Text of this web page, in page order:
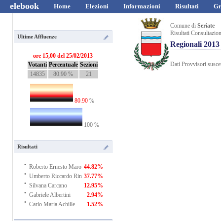
elebook Home Elezioni Informazioni Risultati
Ultime Affluenze
ore 15,00 del 25/02/2013
Votanti Percentuale Sezioni
14835
80.90 % 21
80.90%
100 %
Risultati
· Roberto Ernesto Maro 44.82%
· Umberto Riccardo Rin 37.77%
· Silvana Carcano 12.95%
· Gabriele Albertini 2.94%
· Carlo Maria Achille 1.52%
Comune diSeriate
Risultati
Regionali 2013
Dati Provvisori